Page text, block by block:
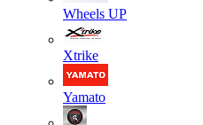
Wheels UP
Xtrike
Yamato